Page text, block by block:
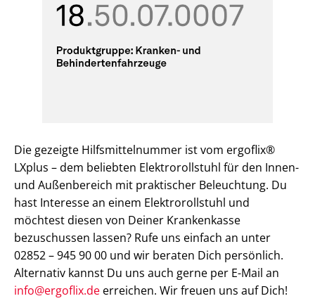
Die gezeigte Hilfsmittelnummer ist vom ergoflix®
LXplus – dem beliebten Elektrorollstuhl für den Innen-
und Außenbereich mit praktischer Beleuchtung. Du
hast Interesse an einem Elektrorollstuhl und
möchtest diesen von Deiner Krankenkasse
bezuschussen lassen? Rufe uns einfach an unter
02852 – 945 90 00 und wir beraten Dich persönlich.
Alternativ kannst Du uns auch gerne per E-Mail an
info@ergoflix.de erreichen. Wir freuen uns auf Dich!